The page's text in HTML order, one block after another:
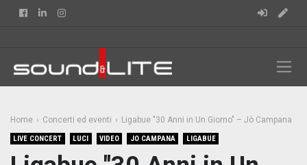
FacebookLinkedin
Home Concerti ed eventi Ligabue "30 Anni in Un Giorno" – Jò Campana
LIVE CONCERT LUCI VIDEO JO CAMPANA LIGABUE